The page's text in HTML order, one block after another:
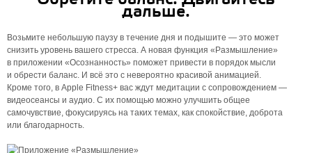
дальше.
Возьмите небольшую паузу в течение дня и подышите — это может
снизить уровень вашего стресса. А новая функция «Размышление»
в приложении «Осознанность» поможет привести в порядок мысли
и обрести баланс. И всё это с невероятно красивой анимацией.
Кроме того, в Apple Fitness+ вас ждут медитации с сопровождением —
видеосеансы и аудио. С их помощью можно улучшить общее
самочувствие, фокусируясь на таких темах, как спокойствие, доброта
или благодарность.